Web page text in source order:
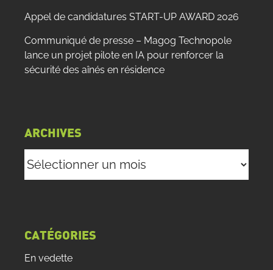
Appel de candidatures START-UP AWARD 2026
Communiqué de presse – Magog Technopole
lance un projet pilote en IA pour renforcer la
sécurité des aînés en résidence
ARCHIVES
CATÉGORIES
En vedette